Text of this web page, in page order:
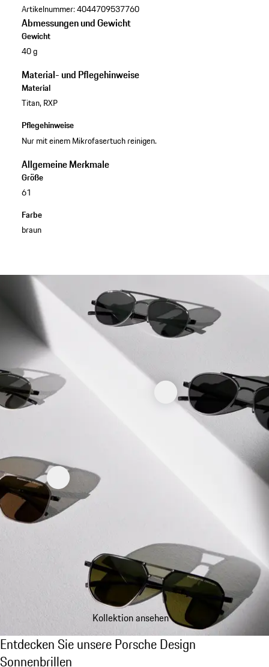
Artikelnummer:4044709537760
Abmessungen und Gewicht
Gewicht
40 g
Material- und Pflegehinweise
Material
Titan, RXP
Pflegehinweise
Nur mit einem Mikrofasertuch reinigen.
Allgemeine Merkmale
Größe
61
Farbe
braun
Kollektion ansehen
Entdecken Sie unsere Porsche Design
Entdecken Sie unsere Porsche Design
Sonnenbrillen